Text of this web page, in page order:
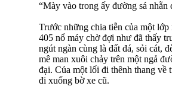
“Mày vào trong ấy đường sá nhẵn
Trước những chia tiễn của một
405 nổ máy chờ đợi như đã thấy
ngút ngàn cùng là đất đá, sỏi cát,
mê man xuôi chảy trên một ngả
đại. Của một lối đi thênh thang về
đi xuống bờ xe cũ.